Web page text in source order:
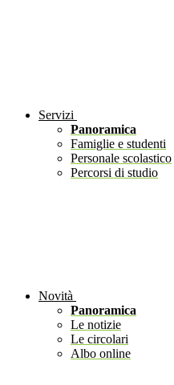
Servizi
Panoramica
Famiglie e studenti
Personale scolastico
Percorsi di studio
Novità
Panoramica
Le notizie
Le circolari
Albo online